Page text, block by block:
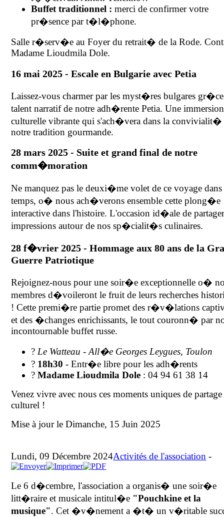
Buffet traditionnel : merci de confirmer votre
pr�sence par t�l�phone.
Salle r�serv�e au Foyer du retrait� de la Rode.
Madame Lioudmila Dole.
16 mai 2025 - Escale en Bulgarie avec Petia
Laissez-vous charmer par les myst�res bulgares
talent narratif de notre adh�rente Petia. Une immersion
culturelle vibrante qui s'ach�vera dans la convivialit�
notre tradition gourmande.
28 mars 2025 - Suite et grand final de notre
comm�moration
Ne manquez pas le deuxi�me volet de ce voyage dans
temps, o� nous ach�verons ensemble cette plong�e
interactive dans l'histoire. L'occasion id�ale de
impressions autour de nos sp�cialit�s culinaires.
28 f�vrier 2025 - Hommage aux 80 ans de la
Guerre Patriotique
Rejoignez-nous pour une soir�e exceptionnelle o�
membres d�voileront le fruit de leurs recherches
! Cette premi�re partie promet des r�v�lations
et des �changes enrichissants, le tout couronn� par
incontournable buffet russe.
? Le Watteau - All�e Georges Leygues, Toulon
? 18h30 - Entr�e libre pour les adh�rents
?Madame Lioudmila Dole : 04 94 61 38 14
Venez vivre avec nous ces moments uniques de partage
culturel !
Mise à jour le Dimanche, 15 Juin 2025
Lundi, 09 Décembre 2024Activités de l'association -
Le 6 d�cembre, l'association a organis� une soir�e
litt�raire et musicale intitul�e "Pouchkine et la
musique". Cet �v�nement a �t� un v�ritable